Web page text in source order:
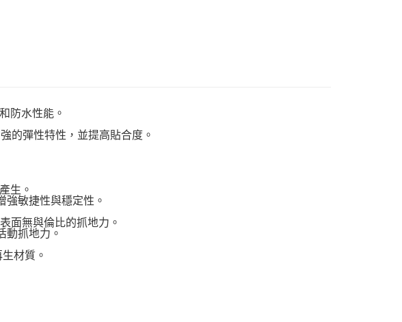
防水性能。
的彈性特性，並提高貼合度。
生。
敏捷性與穩定性。
面無與倫比的抓地力。
動抓地力。
材質。